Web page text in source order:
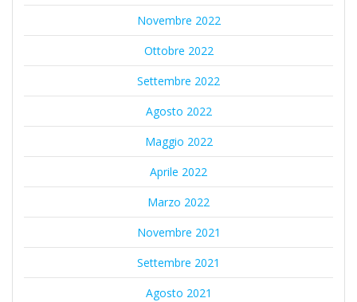
Novembre 2022
Ottobre 2022
Settembre 2022
Agosto 2022
Maggio 2022
Aprile 2022
Marzo 2022
Novembre 2021
Settembre 2021
Agosto 2021